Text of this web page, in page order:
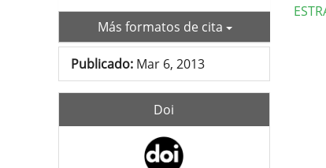
Más formatos de cita
Publicado: Mar 6, 2013
Doi